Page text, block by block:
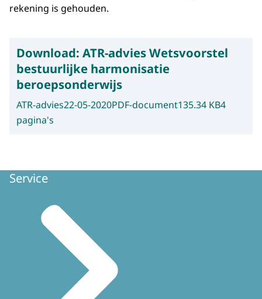
rekening is gehouden.
Download: ATR-advies Wetsvoorstel
bestuurlijke harmonisatie
beroepsonderwijs
ATR-advies22-05-2020PDF-document135.34 KB4
pagina's
Service